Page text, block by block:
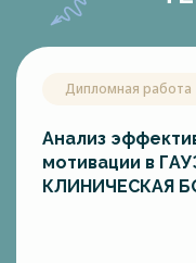
Дипломная работа
Анализ
мотивации в
КЛИНИЧЕСКАЯ